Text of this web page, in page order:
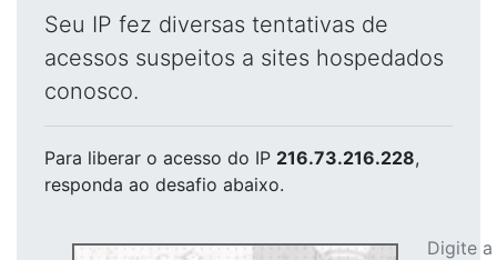
Seu IP fez diversas tentativas de
acessos suspeitos a sites hospedados
conosco.
Para liberar o acesso do IP 216.73.216.228,
responda ao desafio abaixo.
Digite